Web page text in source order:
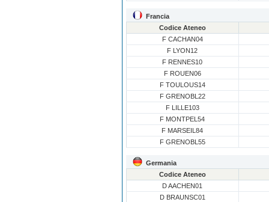
Francia
Codice Ateneo
F CACHAN04
F LYON12
F RENNES10
F ROUEN06
F TOULOUS14
F GRENOBL22
F LILLE103
F MONTPEL54
F MARSEIL84
F GRENOBL55
Germania
Codice Ateneo
D AACHEN01
D BRAUNSC01